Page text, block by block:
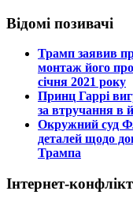
Відомі позивачі
​Трамп заявив
монтаж його
січня 2021 року
​Принц Гаррі
за втручання в
​Окружний суд
деталей щодо
Трампа
Інтернет-